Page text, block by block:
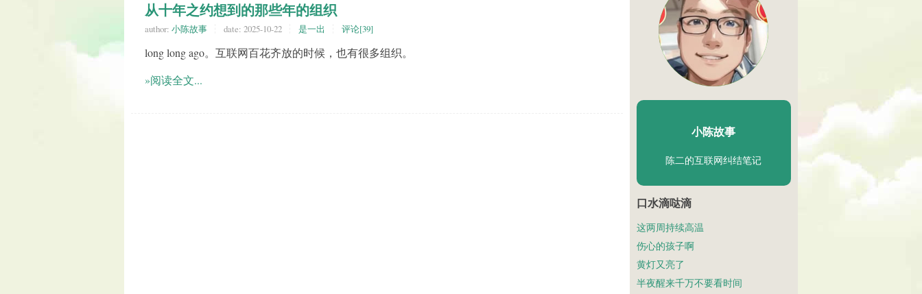
从十年之约想到的那些年的组织
author: 小陈故事 date: 2025-10-22 是一出 评论[39]
long long ago。互联网百花齐放的时候，也有很多组织。
»阅读全文...
陈二Chenèr
小陈故事
陈二的互联网纠结笔记
口水滴哒滴
这两周持续高温
伤心的孩子啊
黄灯又亮了
半夜醒来千万不要看时间